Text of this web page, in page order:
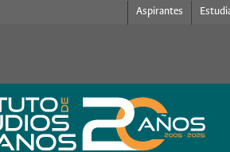
Aspirantes